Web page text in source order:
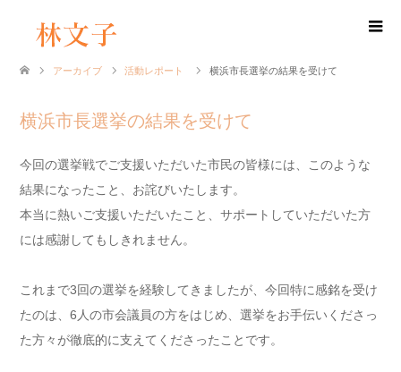
アーカイブ 活動レポート 横浜市長選挙の結果を受けて
横浜市長選挙の結果を受けて
今回の選挙戦でご支援いただいた市民の皆様には、このような
結果になったこと、お詫びいたします。
本当に熱いご支援いただいたこと、サポートしていただいた方
には感謝してもしきれません。
これまで3回の選挙を経験してきましたが、今回特に感銘を受け
たのは、6人の市会議員の方をはじめ、選挙をお手伝いくださっ
た方々が徹底的に支えてくださったことです。